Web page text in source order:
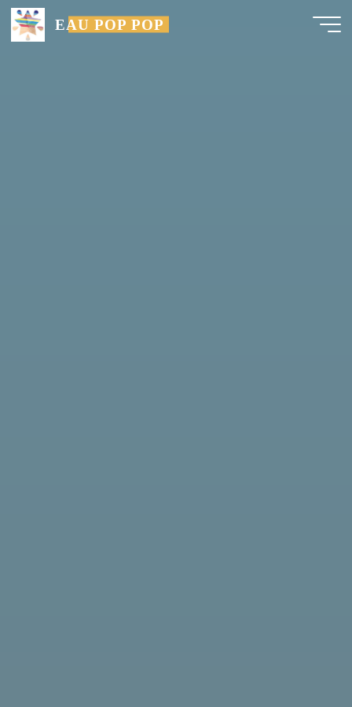
EAU POP POP